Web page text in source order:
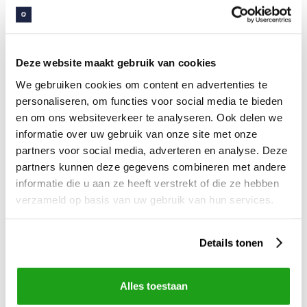
Deze website maakt gebruik van cookies
We gebruiken cookies om content en advertenties te
personaliseren, om functies voor social media te bieden
en om ons websiteverkeer te analyseren. Ook delen we
informatie over uw gebruik van onze site met onze
partners voor social media, adverteren en analyse. Deze
partners kunnen deze gegevens combineren met andere
informatie die u aan ze heeft verstrekt of die ze hebben
verzameld op basis van uw gebruik van hun services.
Details tonen
Alles toestaan
dé plek geworden waar je heen gaat om je werk te
doen.”
Lees ook “Zo zorgt de Liquit-integratie van Embrace
voor meer werkgemak“, waarin Hans vertelt over
deze keuze en de aanpak.
Organisatie
Het symposium wordt georganiseerd door
communicatiebureau De Walvis. Dit bureau
werkplek en is volledig onafhankelijk.